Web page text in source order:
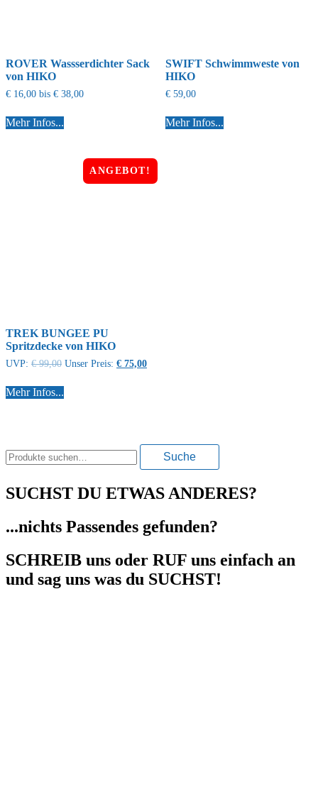
ROVER Wassserdichter Sack
von HIKO
€ 16,00 bis € 38,00
Mehr Infos...
SWIFT Schwimmweste von
HIKO
€59,00
Mehr Infos...
ANGEBOT!
TREK BUNGEE PU
Spritzdecke von HIKO
UVP: €99,00 Unser Preis: € 75,00
Mehr Infos...
Suche
nach:
Suche
SUCHST DU ETWAS ANDERES?
...nichts Passendes gefunden?
SCHREIB uns oder RUF uns einfach an
und sag uns was du SUCHST!